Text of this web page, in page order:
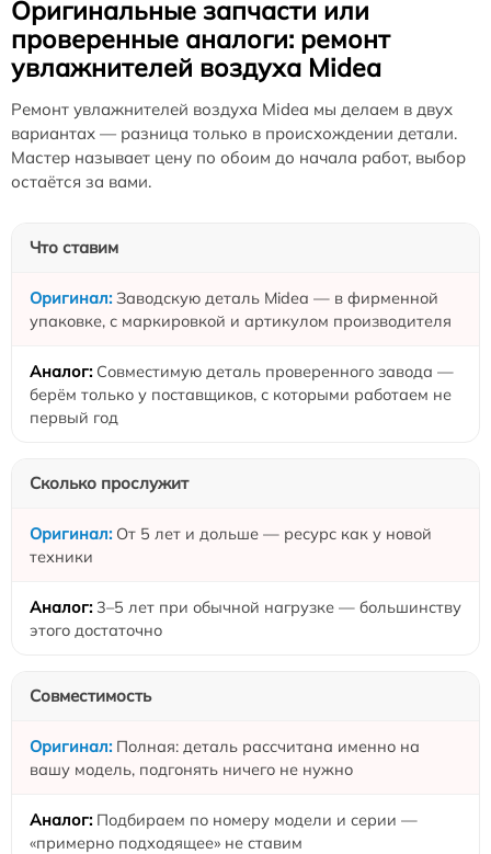
Оригинальные запчасти или
проверенные аналоги: ремонт
увлажнителей воздуха Midea
Ремонт увлажнителей воздуха Midea мы делаем в двух
вариантах — разница только в происхождении детали.
Мастер называет цену по обоим до начала работ, выбор
остаётся за вами.
Что ставим
Заводскую деталь Midea — в фирменной
упаковке, с маркировкой и артикулом производителя
Совместимую деталь проверенного завода —
берём только у поставщиков, с которыми работаем не
первый год
Сколько прослужит
От 5 лет и дольше — ресурс как у новой
техники
3–5 лет при обычной нагрузке — большинству
этого достаточно
Совместимость
Полная: деталь рассчитана именно на
вашу модель, подгонять ничего не нужно
Подбираем по номеру модели и серии —
«примерно подходящее» не ставим